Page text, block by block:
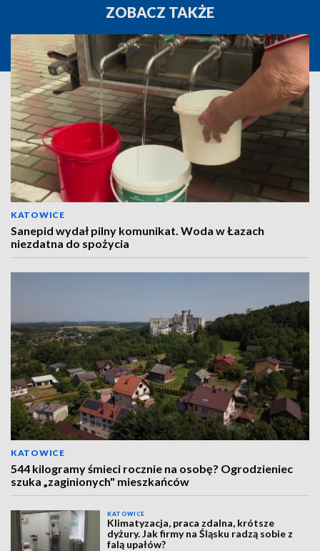
ZOBACZ TAKŻE
KATOWICE
Sanepid wydał pilny komunikat. Woda w Łazach
niezdatna do spożycia
KATOWICE
544 kilogramy śmieci rocznie na osobę? Ogrodzieniec
szuka „zaginionych" mieszkańców
KATOWICE
Klimatyzacja, praca zdalna, krótsze
dyżury. Jak firmy na Śląsku radzą sobie z
falą upałów?